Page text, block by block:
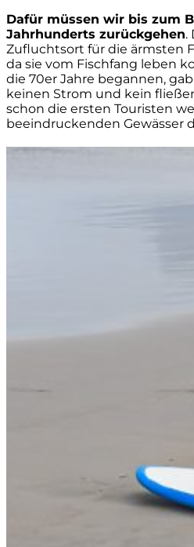
Dafür müssen wir bis zum
Jahrhunderts zurückgehen.
Zufluchtsort für die ärmsten
da sie vom Fischfang leben
die 70er Jahre begannen,
keinen Strom und kein
schon die ersten Touristen
beeindruckenden Gewässer